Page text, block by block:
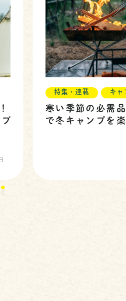
特集・連載 キャ
寒い季節の必需
で冬キャンプを